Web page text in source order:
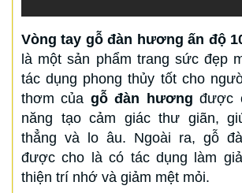
Vòng tay gỗ đàn hương ấn độ
là một sản phẩm trang sức đẹp
tác dụng phong thủy tốt cho
thơm của gỗ đàn hương được
năng tạo cảm giác thư giãn,
thẳng và lo âu. Ngoài ra, gỗ
được cho là có tác dụng làm
thiện trí nhớ và giảm mệt mỏi.